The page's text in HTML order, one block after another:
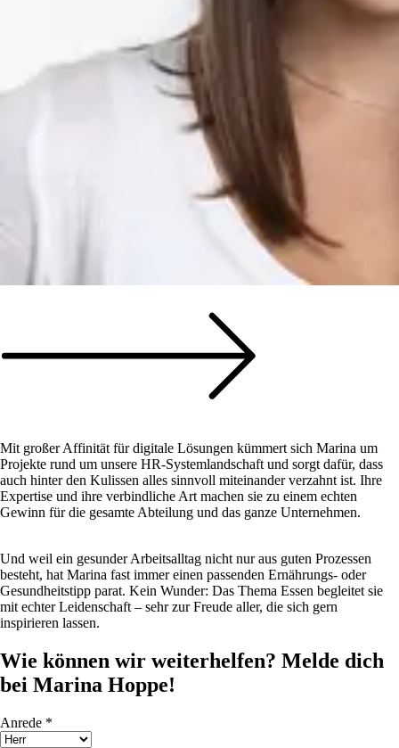
Mit großer Affinität für digitale Lösungen kümmert sich Marina um
Projekte rund um unsere HR-Systemlandschaft und sorgt dafür, dass
auch hinter den Kulissen alles sinnvoll miteinander verzahnt ist. Ihre
Expertise und ihre verbindliche Art machen sie zu einem echten
Gewinn für die gesamte Abteilung und das ganze Unternehmen.
Und weil ein gesunder Arbeitsalltag nicht nur aus guten Prozessen
besteht, hat Marina fast immer einen passenden Ernährungs- oder
Gesundheitstipp parat. Kein Wunder: Das Thema Essen begleitet sie
mit echter Leidenschaft – sehr zur Freude aller, die sich gern
inspirieren lassen.
Wie können wir weiterhelfen? Melde dich
bei Marina Hoppe!
Anrede *